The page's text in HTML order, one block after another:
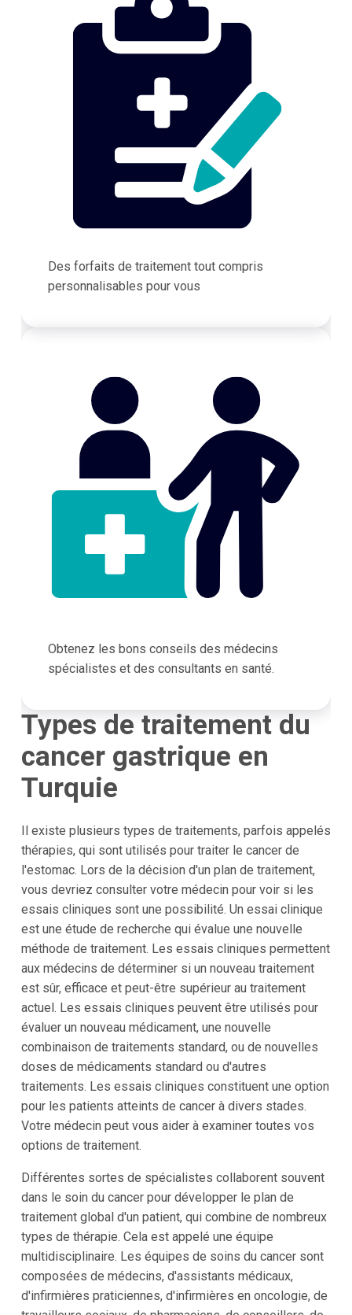
Des forfaits de traitement tout compris
personnalisables pour vous
Obtenez les bons conseils des médecins
spécialistes et des consultants en santé.
Types de traitement du
cancer gastrique en
Turquie
Il existe plusieurs types de traitements, parfois appelés
thérapies, qui sont utilisés pour traiter le cancer de
l'estomac. Lors de la décision d'un plan de traitement,
vous devriez consulter votre médecin pour voir si les
essais cliniques sont une possibilité. Un essai clinique
est une étude de recherche qui évalue une nouvelle
méthode de traitement. Les essais cliniques permettent
aux médecins de déterminer si un nouveau traitement
est sûr, efficace et peut-être supérieur au traitement
actuel. Les essais cliniques peuvent être utilisés pour
évaluer un nouveau médicament, une nouvelle
combinaison de traitements standard, ou de nouvelles
doses de médicaments standard ou d'autres
traitements. Les essais cliniques constituent une option
pour les patients atteints de cancer à divers stades.
Votre médecin peut vous aider à examiner toutes vos
options de traitement.
Différentes sortes de spécialistes collaborent souvent
dans le soin du cancer pour développer le plan de
traitement global d'un patient, qui combine de nombreux
types de thérapie. Cela est appelé une équipe
multidisciplinaire. Les équipes de soins du cancer sont
composées de médecins, d'assistants médicaux,
d'infirmières praticiennes, d'infirmières en oncologie, de